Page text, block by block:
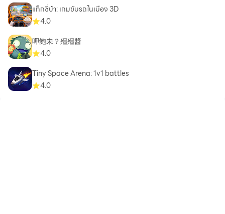
แท็กซี่บ้า: เกมขับรถในเมือง 3D
4.0
呷飽未？殭殭醬
4.0
Tiny Space Arena: 1v1 battles
4.0